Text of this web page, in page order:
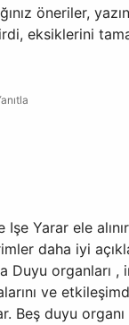
öneriler,
eksiklerini
Işe Yarar ele
daha iyi
Duyu organları ,
ve
Beş duyu